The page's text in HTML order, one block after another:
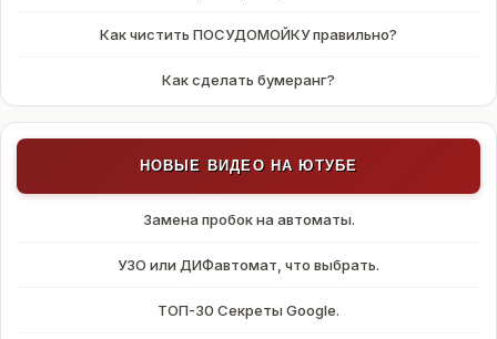
Как чистить ПОСУДОМОЙКУ правильно?
Как сделать бумеранг?
НОВЫЕ ВИДЕО НА ЮТУБЕ
Замена пробок на автоматы.
УЗО или ДИФавтомат, что выбрать.
ТОП-30 Секреты Google.